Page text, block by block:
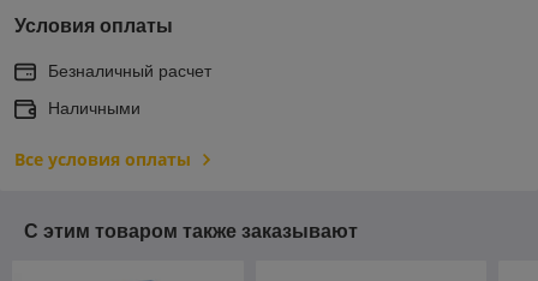
Условия оплаты
Безналичный расчет
Наличными
Все условия оплаты
С этим товаром также заказывают